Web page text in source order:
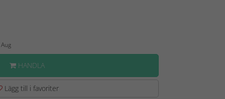
HANDLA
Lägg till i favoriter